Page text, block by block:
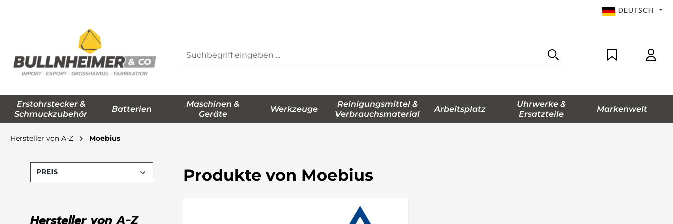
DEUTSCH
Erstohrstecker &
Schmuckzubehör
Batterien
Maschinen &
Geräte
Werkzeuge
Reinigungsmittel &
Verbrauchsmaterial
Arbeitsplatz
Uhrwerke &
Ersatzteile
Markenwelt
Hersteller von A-Z Moebius
PREIS Produkte von Moebius